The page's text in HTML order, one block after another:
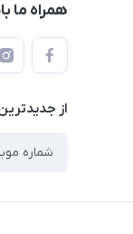
همراه ما
از